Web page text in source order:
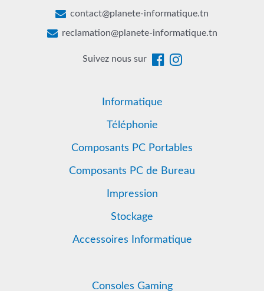
contact@planete-informatique.tn
reclamation@planete-informatique.tn
Suivez nous sur
Informatique
Téléphonie
Composants PC Portables
Composants PC de Bureau
Impression
Stockage
Accessoires Informatique
Consoles Gaming